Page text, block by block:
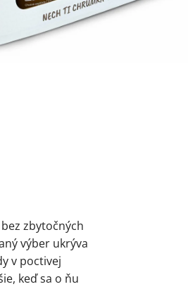
zbytočných
výber ukrýva
v poctivej
keď sa o ňu